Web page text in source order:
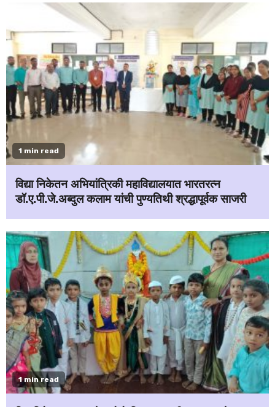
1 min read
विद्या निकेतन अभियांत्रिकी महाविद्यालयात भारतरत्न
डॉ.ए.पी.जे.अब्दुल कलाम यांची पुण्यतिथी श्रद्धापूर्वक साजरी
1 min read